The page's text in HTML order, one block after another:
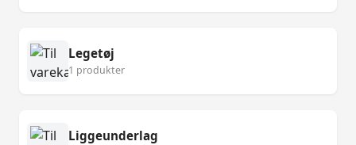
Legetøj
1 produkter
Liggeunderlag